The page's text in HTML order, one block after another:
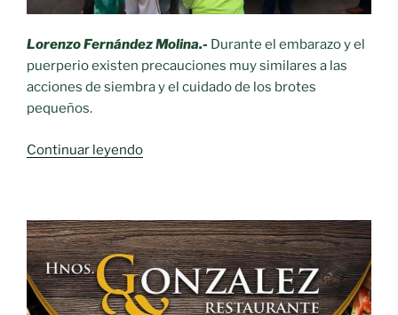
Lorenzo Fernández Molina.- Durante el embarazo y el
puerperio existen precauciones muy similares a las
acciones de siembra y el cuidado de los brotes
pequeños.
Continuar leyendo«Rito